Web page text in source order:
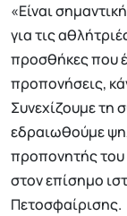
«Είναι
για τις
προσθήκες που
προπονήσεις,
Συνεχίζουμε τη
εδραιωθούμε
προπονητής
στον επίσημο
Πετοσφαίρισης.